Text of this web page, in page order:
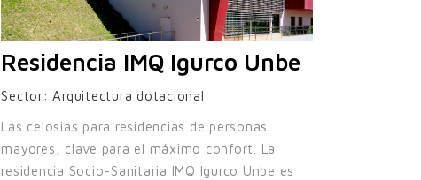
Residencia IMQ Igurco Unbe
Sector: Arquitectura dotacional
Las celosias para residencias de personas
mayores, clave para el máximo confort. La
residencia Socio-Sanitaria IMQ Igurco Unbe es